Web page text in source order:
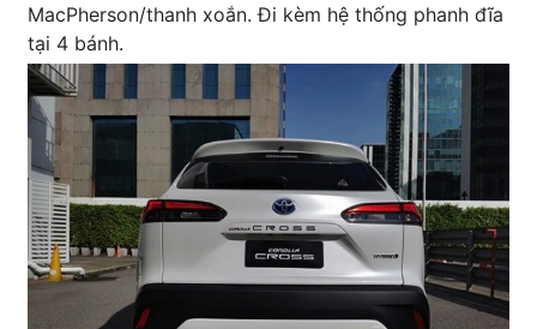
MacPherson/thanh xoắn. Đi kèm hệ thống phanh đĩa
tại 4 bánh.